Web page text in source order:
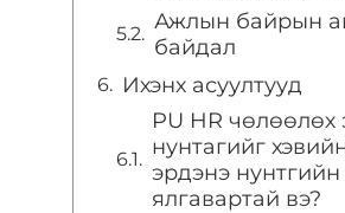
Ажлын байрын
байдал
Ихэнх асуултууд
PU HR чөлөөлөх
нунтагийг
эрдэнэ
ялгавартай вэ?